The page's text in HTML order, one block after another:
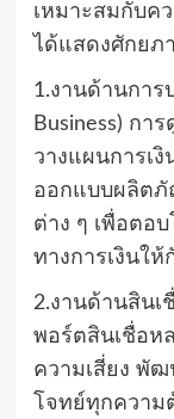
เหมาะสมกับค
ได้แสดงศักยภ
1.งานด้านการ
Business) กา
วางแผนการเ
ออกแบบผลิตภั
ต่าง ๆ เพื่อตอ
ทางการเงินให้
2.งานด้านสินเ
พอร์ตสินเชื่อห
ความเสี่ยง พั
โจทย์ทุกความ